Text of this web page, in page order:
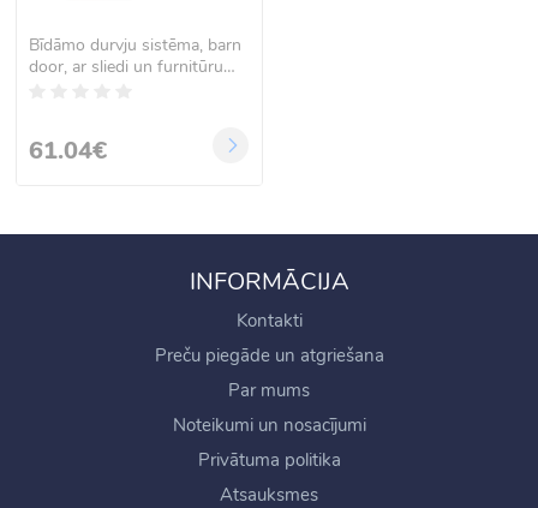
Bīdāmo durvju sistēma, barn
door, ar sliedi un furnitūru
61.04€
INFORMĀCIJA
Kontakti
Preču piegāde un atgriešana
Par mums
Noteikumi un nosacījumi
Privātuma politika
Atsauksmes